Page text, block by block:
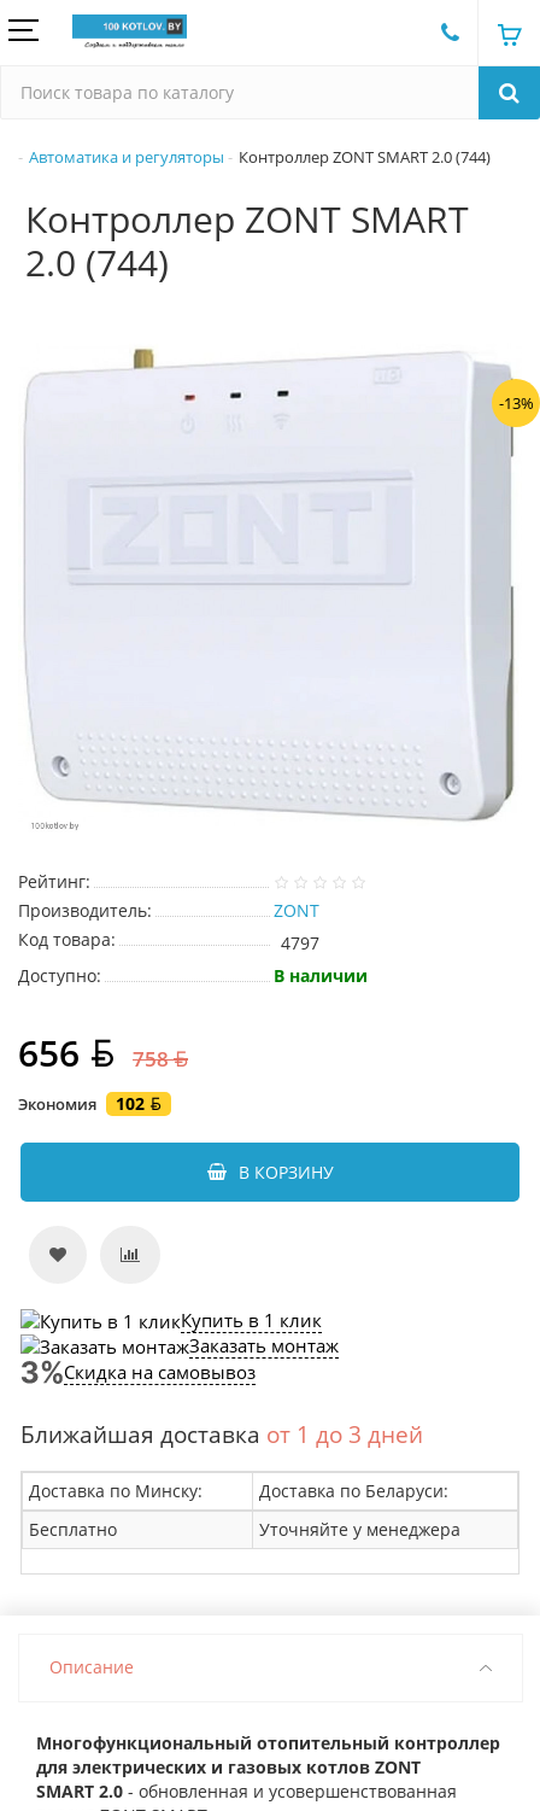
Автоматика и регуляторы Контроллер ZONT SMART 2.0 (744)
Контроллер ZONT SMART
2.0 (744)
-13%
Рейтинг:
Производитель:
ZONT
Код товара:
4797
Доступно:
В наличии
656 758
Экономия 102
В КОРЗИНУ
Купить в 1 клик
Заказать монтаж
Скидка на самовывоз
Ближайшая доставка от 1 до 3 дней
Доставка по Минску:
Доставка по Беларуси:
Бесплатно
Уточняйте у менеджера
Описание
Многофункциональный отопительный контроллер
для электрических и газовых котлов ZONT
SMART 2.0 - обновленная и усовершенствованная